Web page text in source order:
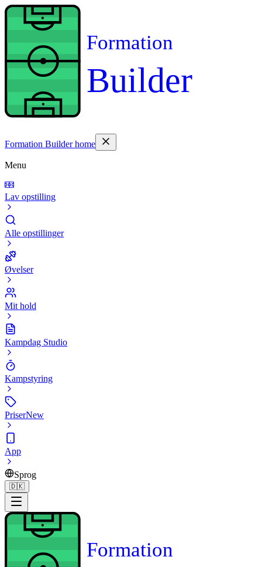
Formation
Builder
Formation Builder home
Menu
Lav opstilling
Alle opstillinger
Øvelser
Mit hold
Kampdag Studio
Kampstyring
PriserNew
App
Sprog
🇩🇰
Formation